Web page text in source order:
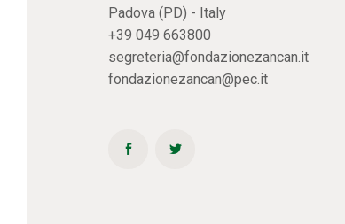
Padova (PD) - Italy
+39 049 663800
segreteria@fondazionezancan.it
fondazionezancan@pec.it